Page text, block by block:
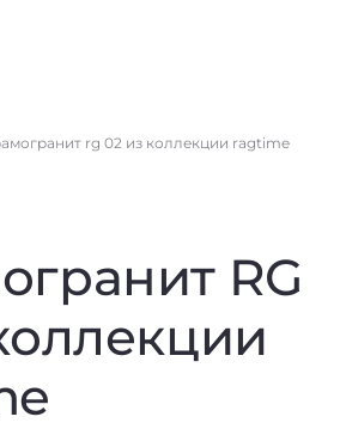
rg 02 из коллекции ragtime
RG